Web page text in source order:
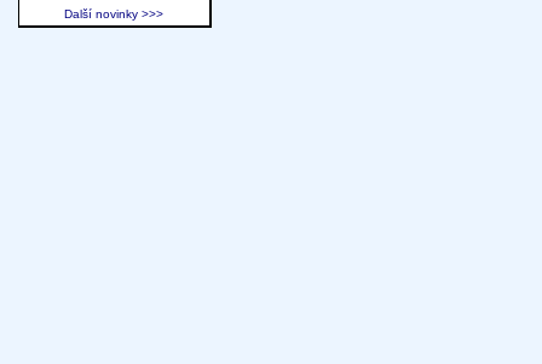
Další novinky >>>